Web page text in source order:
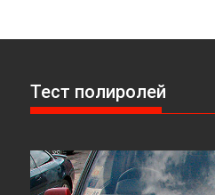
Тест полиролей